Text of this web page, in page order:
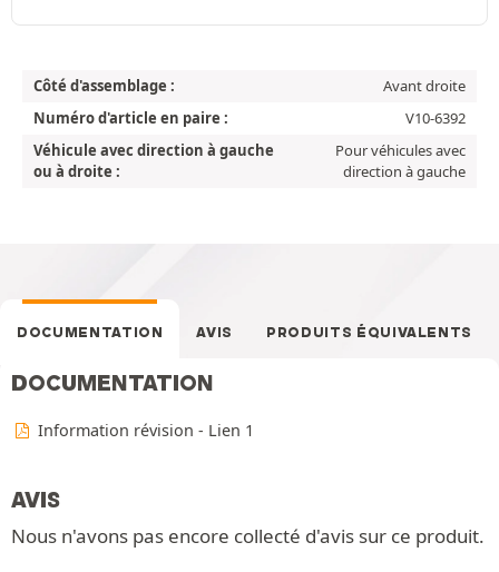
Côté d'assemblage :
Avant droite
Numéro d'article en paire :
V10-6392
Véhicule avec direction à gauche
ou à droite :
Pour véhicules avec
direction à gauche
DOCUMENTATION AVIS PRODUITS ÉQUIVALENTS
DOCUMENTATION
Information révision - Lien 1
AVIS
Nous n'avons pas encore collecté d'avis sur ce produit.